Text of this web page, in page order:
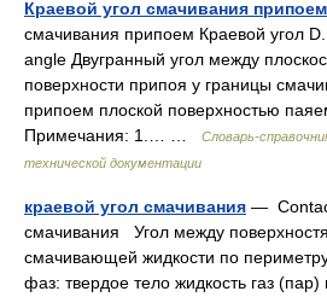
Краевой угол смачивания припоем
смачивания припоем Краевой угол
angle Двугранный угол между
поверхности припоя у границы
припоем плоской поверхностью
Примечания: 1.… …
Словарь-
технической документации
краевой угол смачивания —
смачивания Угол между
смачивающей жидкости по
фаз: твердое тело жидкость газ (пар)